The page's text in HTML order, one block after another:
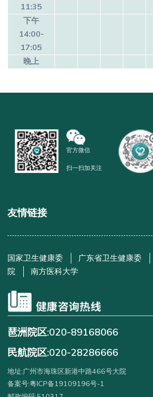
11:35
下午
14:00-
17:05
晚上
官方微信
扫一扫加关注
友情链接
国家卫生健康委 广东省卫生健康委
院
南方医科大学
琶洲院区:020-89168066
民航院区:020-28286666
地址:广州市海珠区新港中路466号大院
备案号:粤ICP备19109196号-1